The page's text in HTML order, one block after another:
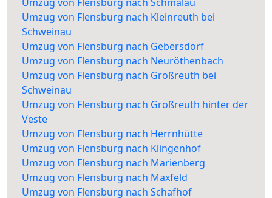
Umzug von Flensburg nach Kleinreuth bei
Schweinau
Umzug von Flensburg nach Gebersdorf
Umzug von Flensburg nach Neuröthenbach
Umzug von Flensburg nach Großreuth bei
Schweinau
Umzug von Flensburg nach Großreuth hinter der
Veste
Umzug von Flensburg nach Herrnhütte
Umzug von Flensburg nach Klingenhof
Umzug von Flensburg nach Marienberg
Umzug von Flensburg nach Maxfeld
Umzug von Flensburg nach Schafhof